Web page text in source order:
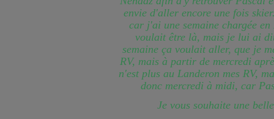
envie d'aller encore une fois
car j'ai une semaine chargée
voulait être là, mais je lui ai
semaine ça voulait aller, que je
RV, mais à partir de mercredi
n'est plus au Landeron mes RV,
donc mercredi à midi, car
Je vous souhaite une